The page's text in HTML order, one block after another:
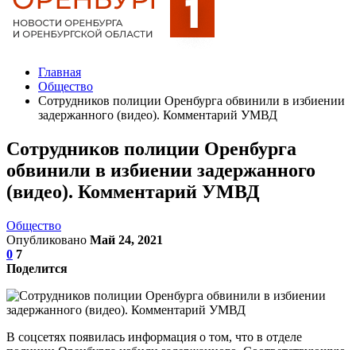
Главная
Общество
Сотрудников полиции Оренбурга обвинили в избиении
задержанного (видео). Комментарий УМВД
Сотрудников полиции Оренбурга
обвинили в избиении задержанного
(видео). Комментарий УМВД
Общество
Опубликовано Май 24, 2021
0 7
Поделится
В соцсетях появилась информация о том, что в отделе